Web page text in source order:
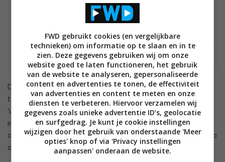
Dankzij de Smart TV-portal van Sharp, Aquos Net+, krijg je
toegang tot onder meer Video-on-Demand-services,
‘uitzending gemist’ en het laatste nieuws. Met de
ingebouwde WiFi-adapter kan dit bovendien volledig
draadloos. Daarnaast kan via de Smart Remote App van Sharp
de TV op afstand bediend worden.
FWD gebruikt cookies (en vergelijkbare
technieken) om informatie op te slaan en in te
zien. Deze gegevens gebruiken wij om onze
website goed te laten functioneren, het gebruik
van de website te analyseren, gepersonaliseerde
content en advertenties te tonen, de effectiviteit
van advertenties en content te meten en onze
diensten te verbeteren. Hiervoor verzamelen wij
gegevens zoals unieke advertentie ID’s, geolocatie
en surfgedrag. Je kunt je cookie instellingen
wijzigen door het gebruik van onderstaande 'Meer
opties' knop of via 'Privacy instellingen
aanpassen' onderaan de website.